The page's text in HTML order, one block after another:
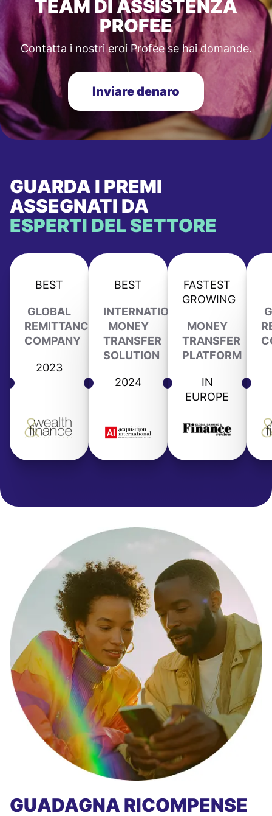
TEAM DI ASSISTENZA
PROFEE
Contatta i nostri eroi Profee se hai domande.
Inviare denaro
GUARDA I PREMI
ASSEGNATI DA
ESPERTI DEL SETTORE
BEST
GLOBAL
REMITTANCE
COMPANY
2023
BEST
INTERNATIONAL
MONEY
TRANSFER
SOLUTION
2024
FASTEST
GROWING
MONEY
TRANSFER
PLATFORM
IN
EUROPE
GUADAGNA RICOMPENSE